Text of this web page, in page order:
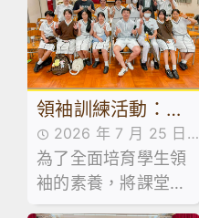
領袖訓練活動：訓
導組舉辦學生領袖
系列工作坊
2026 年 7 月 25 日
活動花絮
為了全面培育學生領
袖的素養，將課堂知
識延伸至領導實踐，